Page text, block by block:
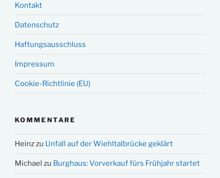
Kontakt
Datenschutz
Haftungsausschluss
Impressum
Cookie-Richtlinie (EU)
KOMMENTARE
Heinzzu Unfall auf der Wiehltalbrücke geklärt
Michael zu Burghaus: Vorverkauf fürs Frühjahr startet